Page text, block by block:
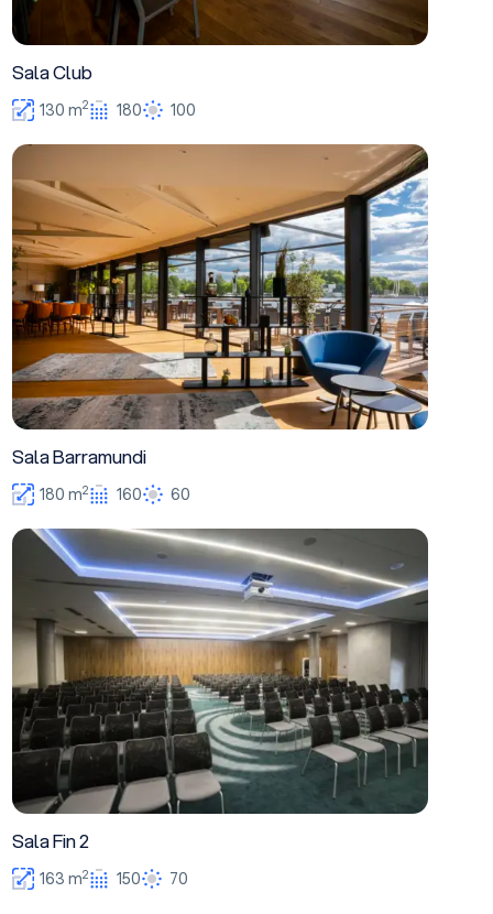
Sala Club
130 m2 180 100
Sala Barramundi
180 m2 160 60
Sala Fin 2
Sala Fin 2
163 m2 150 70